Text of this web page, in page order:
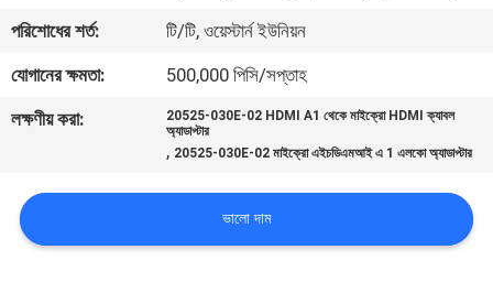
আমাদের
সাথে
যোগাযোগ
খবর
পরিশোধের শর্ত:
টি/টি, ওয়েস্টার্ন ইউনিয়ন
যোগানের ক্ষমতা:
500,000 পিসি/সপ্তাহ
লক্ষণীয় করা:
20525-030E-02 HDMI A1 থেকে মাইক্রো HDMI ক্যাবল
অ্যাডাপ্টার
, 20525-030E-02 মাইক্রো এইচডিএমআই এ 1 এলকো অ্যাডাপ্টার
ভালো দাম